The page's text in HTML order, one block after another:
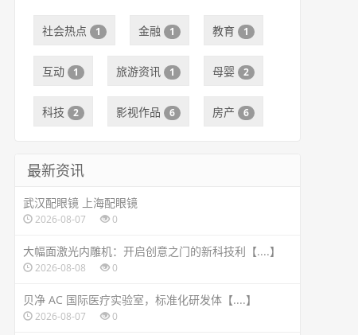
社会热点 1 金融 1 教育 1
互动 1 旅游资讯 1 母婴 2
科技 2 影视作品 6 房产 6
最新资讯
武汉配眼镜 上海配眼镜
2026-08-07 0
大幅面激光内雕机：开启创意之门的新科技利【....】
2026-08-08 0
贝净 AC 国际医疗实验室，标准化研发体【....】
2026-08-07 0